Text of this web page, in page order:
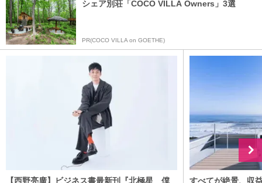
シェア別荘「COCO VILLA Owners」3選
PR(COCO VILLA on GOETHE)
【西野亮廣】ビジネス書最新刊『北極星 僕
すべてが絶景、収